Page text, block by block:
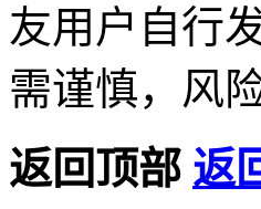
友用户自行
需谨慎，风
返回顶部 返